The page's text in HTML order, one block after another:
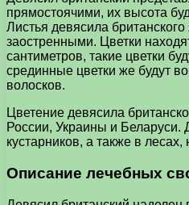
прямостоячими, их высота
Листья девясила
заостренными. Цветки
сантиметров, такие цветки
срединные цветки же будут
волосков.
Цветение девясила
России, Украины и Беларуси.
кустарников, а также в
Описание лечебных